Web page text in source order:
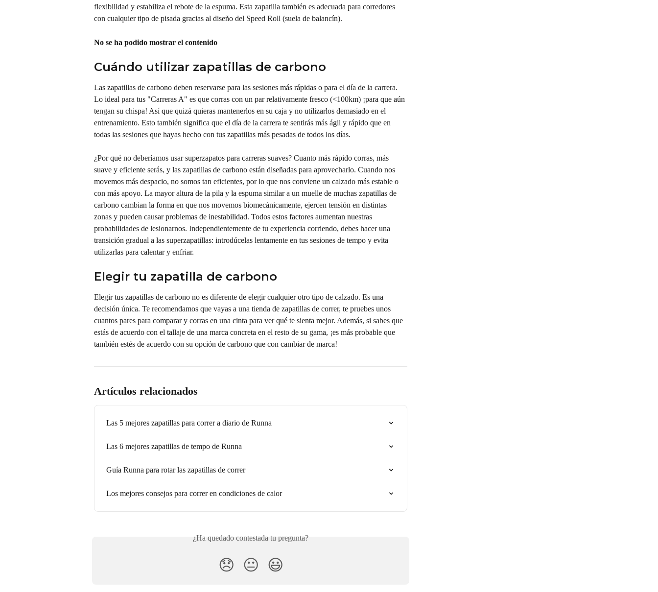
flexibilidad y estabiliza el rebote de la espuma. Esta zapatilla también es adecuada para corredores
con cualquier tipo de pisada gracias al diseño del Speed Roll (suela de balancín).
No se ha podido mostrar el contenido
Cuándo utilizar zapatillas de carbono
Las zapatillas de carbono deben reservarse para las sesiones más rápidas o para el día de la carrera.
Lo ideal para tus "Carreras A" es que corras con un par relativamente fresco (<100km) ¡para que aún
tengan su chispa! Así que quizá quieras mantenerlos en su caja y no utilizarlos demasiado en el
entrenamiento. Esto también significa que el día de la carrera te sentirás más ágil y rápido que en
todas las sesiones que hayas hecho con tus zapatillas más pesadas de todos los días.
¿Por qué no deberíamos usar superzapatos para carreras suaves? Cuanto más rápido corras, más
suave y eficiente serás, y las zapatillas de carbono están diseñadas para aprovecharlo. Cuando nos
movemos más despacio, no somos tan eficientes, por lo que nos conviene un calzado más estable o
con más apoyo. La mayor altura de la pila y la espuma similar a un muelle de muchas zapatillas de
carbono cambian la forma en que nos movemos biomecánicamente, ejercen tensión en distintas
zonas y pueden causar problemas de inestabilidad. Todos estos factores aumentan nuestras
probabilidades de lesionarnos. Independientemente de tu experiencia corriendo, debes hacer una
transición gradual a las superzapatillas: introdúcelas lentamente en tus sesiones de tempo y evita
utilizarlas para calentar y enfriar.
Elegir tu zapatilla de carbono
Elegir tus zapatillas de carbono no es diferente de elegir cualquier otro tipo de calzado. Es una
decisión única. Te recomendamos que vayas a una tienda de zapatillas de correr, te pruebes unos
cuantos pares para comparar y corras en una cinta para ver qué te sienta mejor. Además, si sabes que
estás de acuerdo con el tallaje de una marca concreta en el resto de su gama, ¡es más probable que
también estés de acuerdo con su opción de carbono que con cambiar de marca!
Artículos relacionados
Las 5 mejores zapatillas para correr a diario de Runna
Las 6 mejores zapatillas de tempo de Runna
Guía Runna para rotar las zapatillas de correr
Los mejores consejos para correr en condiciones de calor
¿Ha quedado contestada tu pregunta?
😞 😐 😃